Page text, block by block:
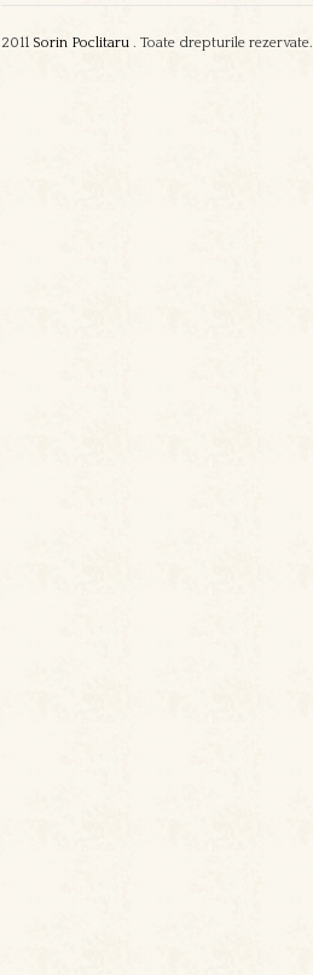
2011 Sorin Poclitaru . Toate drepturile rezervate.